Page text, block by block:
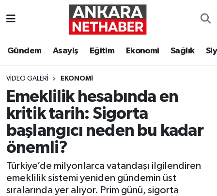
Gündem Asayiş Eğitim Ekonomi Sağlık
VIDEO GALERI EKONOMI
Emeklilik hesabında en
kritik tarih: Sigorta
başlangıcı neden bu kadar
önemli?
Türkiye’de milyonlarca vatandaşı ilgilendiren
emeklilik sistemi yeniden gündemin üst
sıralarında yer alıyor. Prim günü, sigorta
Ekonomi
Gündem
Kim Kimdir Nereli
Resmi İlanlar
Ankara Hava Durumu
Tüm Manşetler
Son Dakika Haberleri
Haber Arşivi